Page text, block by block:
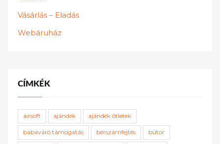
Vásárlás – Eladás
Webáruház
CÍMKÉK
airsoft ajándék ajándék ötletek
babaváró támogatás bérszámfejtés bútor